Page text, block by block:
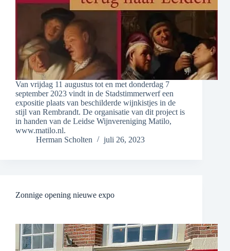
Van vrijdag 11 augustus tot en met donderdag 7
september 2023 vindt in de Stadstimmerwerf een
expositie plaats van beschilderde wijnkistjes in de
stijl van Rembrandt. De organisatie van dit project is
in handen van de Leidse Wijnvereniging Matilo,
www.matilo.nl.
Herman Scholten
juli 26, 2023
Zonnige opening nieuwe expo